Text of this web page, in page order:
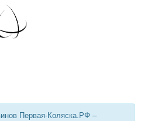
Первая-Коляска.РФ –